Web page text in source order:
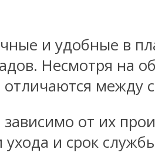
и удобные в
Несмотря на
между
от их
и срок